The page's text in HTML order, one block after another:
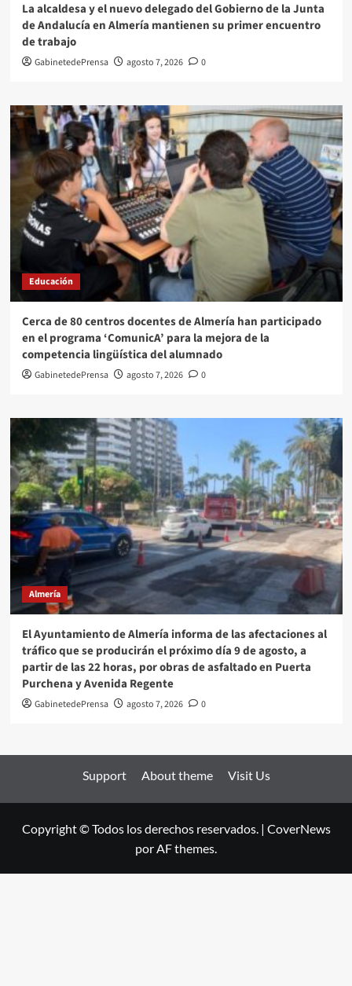
La alcaldesa y el nuevo delegado del Gobierno de la Junta
de Andalucía en Almería mantienen su primer encuentro
de trabajo
GabinetedePrensa agosto 7, 2026 0
Educación
Cerca de 80 centros docentes de Almería han participado
en el programa ‘ComunicA’ para la mejora de la
competencia lingüística del alumnado
GabinetedePrensa agosto 7, 2026 0
Almería
El Ayuntamiento de Almería informa de las afectaciones al
tráfico que se producirán el próximo día 9 de agosto, a
partir de las 22 horas, por obras de asfaltado en Puerta
Purchena y Avenida Regente
GabinetedePrensa agosto 7, 2026 0
Support About theme Visit Us
Copyright © Todos los derechos reservados. | CoverNews
por AF themes.